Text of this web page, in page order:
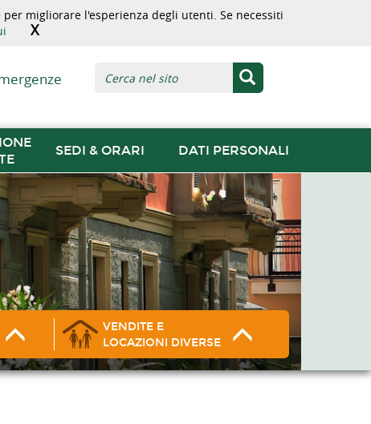
per migliorare l'esperienza degli utenti. Se necessiti
X
SEDI & ORARI DATI PERSONALI
VENDITE E
LOCAZIONI DIVERSE